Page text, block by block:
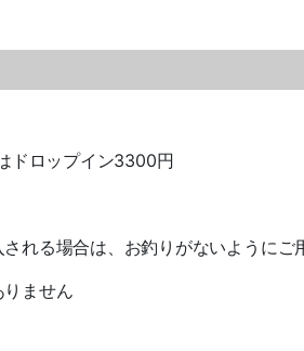
ドロップイン3300円
れる場合は、お釣りがないようにご
ません